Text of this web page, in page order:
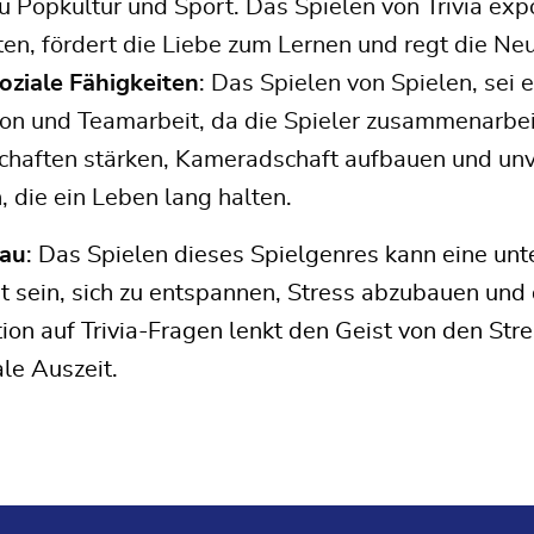
Popkultur und Sport. Das Spielen von Trivia
fördert die Liebe zum Lernen und regt die
Fähigkeiten: Das Spielen von Spielen, sei
und Teamarbeit, da die Spieler
stärken, Kameradschaft aufbauen und
die ein Leben lang halten.
: Das Spielen dieses Spielgenres kann eine
sein, sich zu entspannen, Stress abzubauen
auf Trivia-Fragen lenkt den Geist von den
Auszeit.